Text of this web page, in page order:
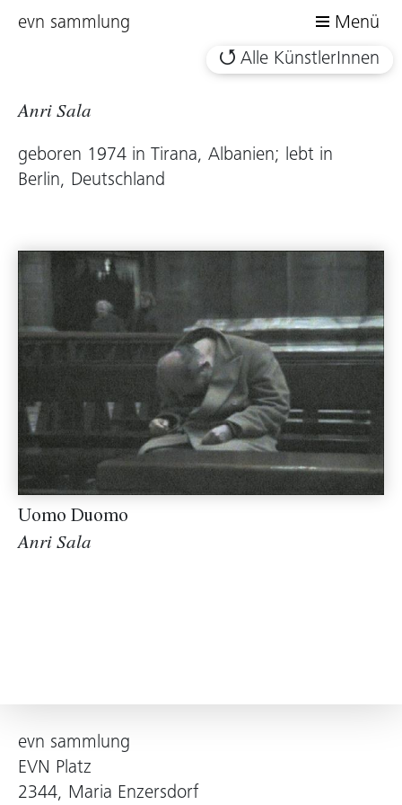
evn sammlung
Menü
Alle KünstlerInnen
Anri Sala
geboren 1974 in Tirana, Albanien; lebt in
Berlin, Deutschland
Uomo Duomo
Anri Sala
evn sammlung
EVN Platz
2344, Maria Enzersdorf